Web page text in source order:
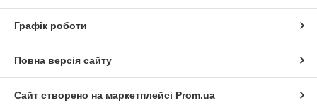
Графік роботи
Повна версія сайту
Сайт створено на маркетплейсі Prom.ua